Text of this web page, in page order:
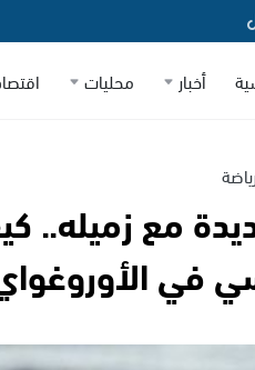
أخبار محليات
مع زميله..
في